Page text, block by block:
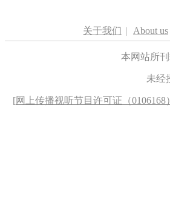
关于我们 | About us
本网站所
未经
[网上传播视听节目许可证（0106168）